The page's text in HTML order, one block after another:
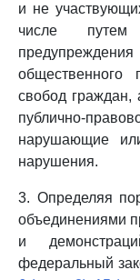
и не
числе
свобод граждан,
публично-
нарушающие
нарушения.
3. Определяя
объединениями
и
федеральный